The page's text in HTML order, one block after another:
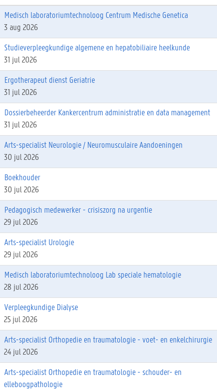
Medisch laboratoriumtechnoloog Centrum Medische Genetica
3 aug 2026
Studieverpleegkundige algemene en hepatobiliaire heelkunde
31 jul 2026
Ergotherapeut dienst Geriatrie
31 jul 2026
Dossierbeheerder Kankercentrum administratie en data management
31 jul 2026
Arts-specialist Neurologie / Neuromusculaire Aandoeningen
30 jul 2026
Boekhouder
30 jul 2026
Pedagogisch medewerker - crisiszorg na urgentie
29 jul 2026
Arts-specialist Urologie
29 jul 2026
Medisch laboratoriumtechnoloog Lab speciale hematologie
28 jul 2026
Verpleegkundige Dialyse
25 jul 2026
Arts-specialist Orthopedie en traumatologie - voet- en enkelchirurgie
24 jul 2026
Arts-specialist Orthopedie en traumatologie - schouder- en
elleboogpathologie